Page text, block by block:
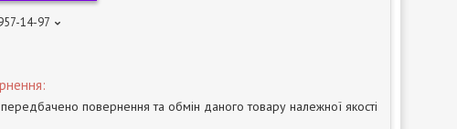
14-97
повернення та обмін даного товару належної якості